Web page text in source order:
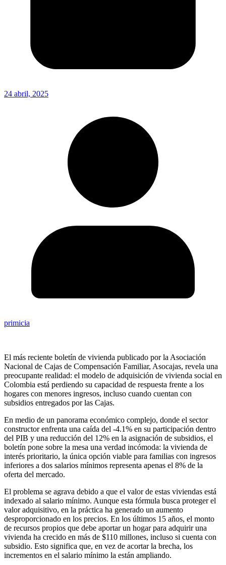
24 abril, 2025
primicia
El más reciente boletín de vivienda publicado por la Asociación
Nacional de Cajas de Compensación Familiar, Asocajas, revela una
preocupante realidad: el modelo de adquisición de vivienda social en
Colombia está perdiendo su capacidad de respuesta frente a los
hogares con menores ingresos, incluso cuando cuentan con
subsidios entregados por las Cajas.
En medio de un panorama económico complejo, donde el sector
constructor enfrenta una caída del -4.1% en su participación dentro
del PIB y una reducción del 12% en la asignación de subsidios, el
boletín pone sobre la mesa una verdad incómoda: la vivienda de
interés prioritario, la única opción viable para familias con ingresos
inferiores a dos salarios mínimos representa apenas el 8% de la
oferta del mercado.
El problema se agrava debido a que el valor de estas viviendas está
indexado al salario mínimo. Aunque esta fórmula busca proteger el
valor adquisitivo, en la práctica ha generado un aumento
desproporcionado en los precios. En los últimos 15 años, el monto
de recursos propios que debe aportar un hogar para adquirir una
vivienda ha crecido en más de $110 millones, incluso si cuenta con
subsidio. Esto significa que, en vez de acortar la brecha, los
incrementos en el salario mínimo la están ampliando.